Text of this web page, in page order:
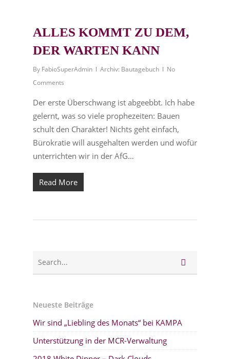
ALLES KOMMT ZU DEM,
DER WARTEN KANN
By FabioSuperAdmin Archiv: Bautagebuch
No
Comments
Der erste Überschwang ist abgeebbt. Ich habe
gelernt, was so viele prophezeiten: Bauen
schult den Charakter! Nichts geht einfach,
Bürokratie will ausgehalten werden und wofür
unterrichten wir in der AfG…
Read More
Neueste Beiträge
Wir sind „Liebling des Monats“ bei KAMPA
Unterstützung in der MCR-Verwaltung